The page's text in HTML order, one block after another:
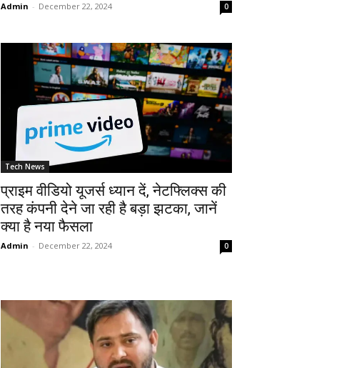
Admin - December 22, 2024 0
Tech News
प्राइम वीडियो यूजर्स ध्यान दें, नेटफ्लिक्स की
तरह कंपनी देने जा रही है बड़ा झटका, जानें
क्या है नया फैसला
Admin - December 22, 2024 0